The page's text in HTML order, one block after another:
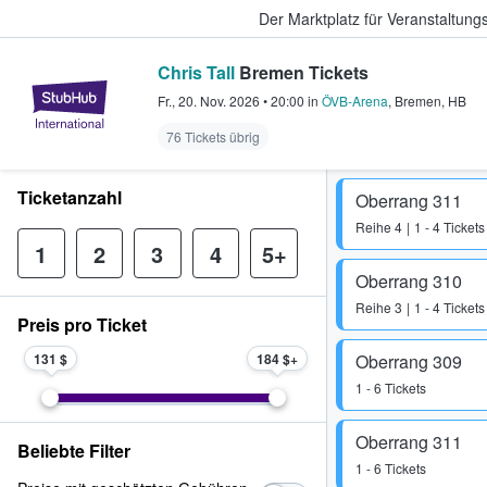
Der Marktplatz für
StubHub - Wo Fans Tickets
Chris Tall Bremen Tickets
Fr., 20. Nov. 2026 •20:00 in ÖVB-Arena, Bremen, HB
76 Tickets übrig
Oberrang 311
Reihe 4 1 - 4 Tickets
Oberrang 310
Reihe 3 1 - 4 Tickets
Oberrang 309
1 - 6 Tickets
Oberrang 311
1 - 6 Tickets
Ticketanzahl
1 2 3 4 5+
Preis pro Ticket
131 $ 184 $
Beliebte Filter